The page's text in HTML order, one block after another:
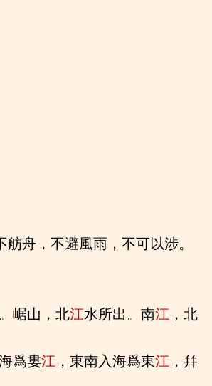
舫舟，不避風雨，不可以涉。
崌山，北江水所出。南江 ，北
爲婁江 ，東南入海爲東江 ，幷